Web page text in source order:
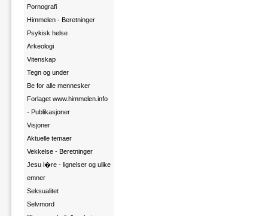
Pornografi
Himmelen - Beretninger
Psykisk helse
Arkeologi
Vitenskap
Tegn og under
Be for alle mennesker
Forlaget www.himmelen.info
- Publikasjoner
Visjoner
Aktuelle temaer
Vekkelse - Beretninger
Jesu l�re - lignelser og ulike
emner
Seksualitet
Selvmord